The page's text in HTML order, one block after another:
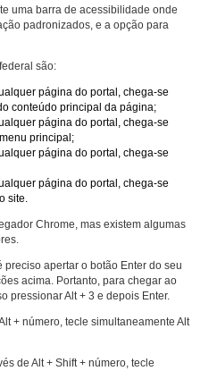
uma barra de acessibilidade onde
padronizados, e a opção para
são:
página do portal, chega-se
conteúdo principal da página;
página do portal, chega-se
principal;
página do portal, chega-se
página do portal, chega-se
site.
Chrome, mas existem algumas
preciso apertar o botão Enter do seu
acima. Portanto, para chegar ao
pressionar Alt + 3 e depois Enter.
+ número, tecle simultaneamente Alt
de Alt + Shift + número, tecle